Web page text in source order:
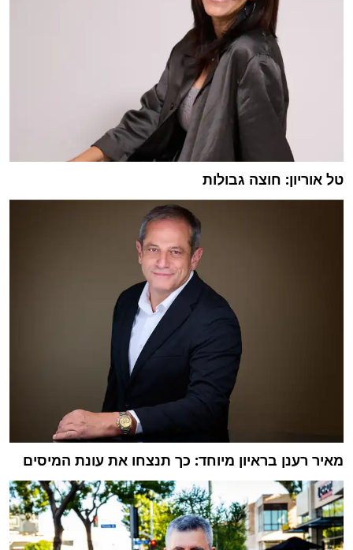
טל אוריון: חוצה גבולות
מאיר רענן בראיון מיוחד: כך תנצחו את עונת המיסים